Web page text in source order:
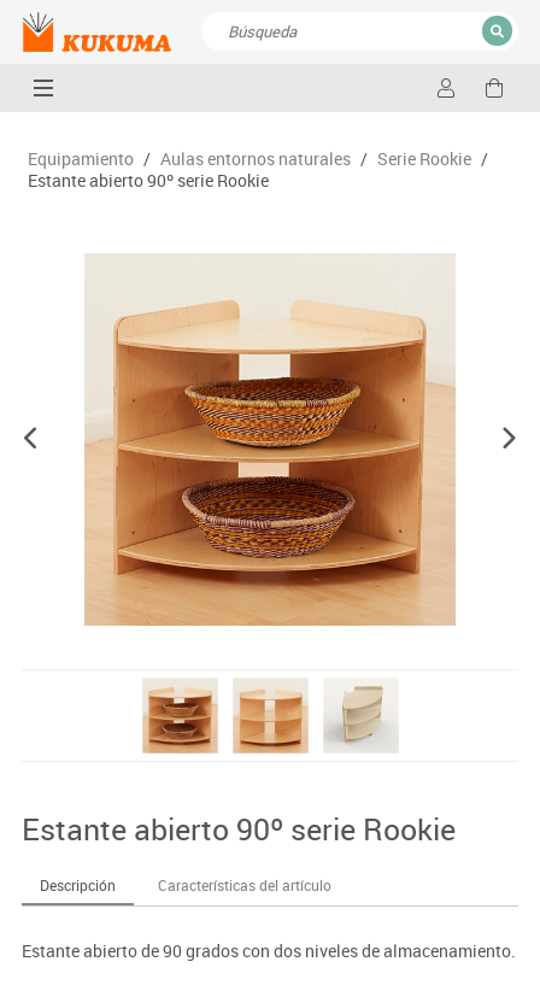
CERRAR
Equipamiento / Aulas entornos naturales / Serie Rookie /
Estante abierto 90º serie Rookie
Estante abierto 90º serie Rookie
Descripción Características del artículo
Estante abierto de 90 grados con dos niveles de almacenamiento.